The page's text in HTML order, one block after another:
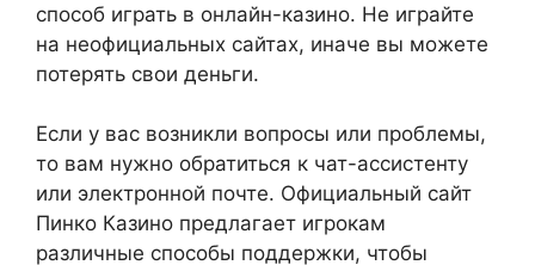
способ играть в онлайн-казино. Не играйте
на неофициальных сайтах, иначе вы можете
потерять свои деньги.
Если у вас возникли вопросы или проблемы,
то вам нужно обратиться к чат-ассистенту
или электронной почте. Официальный сайт
Пинко Казино предлагает игрокам
различные способы поддержки, чтобы